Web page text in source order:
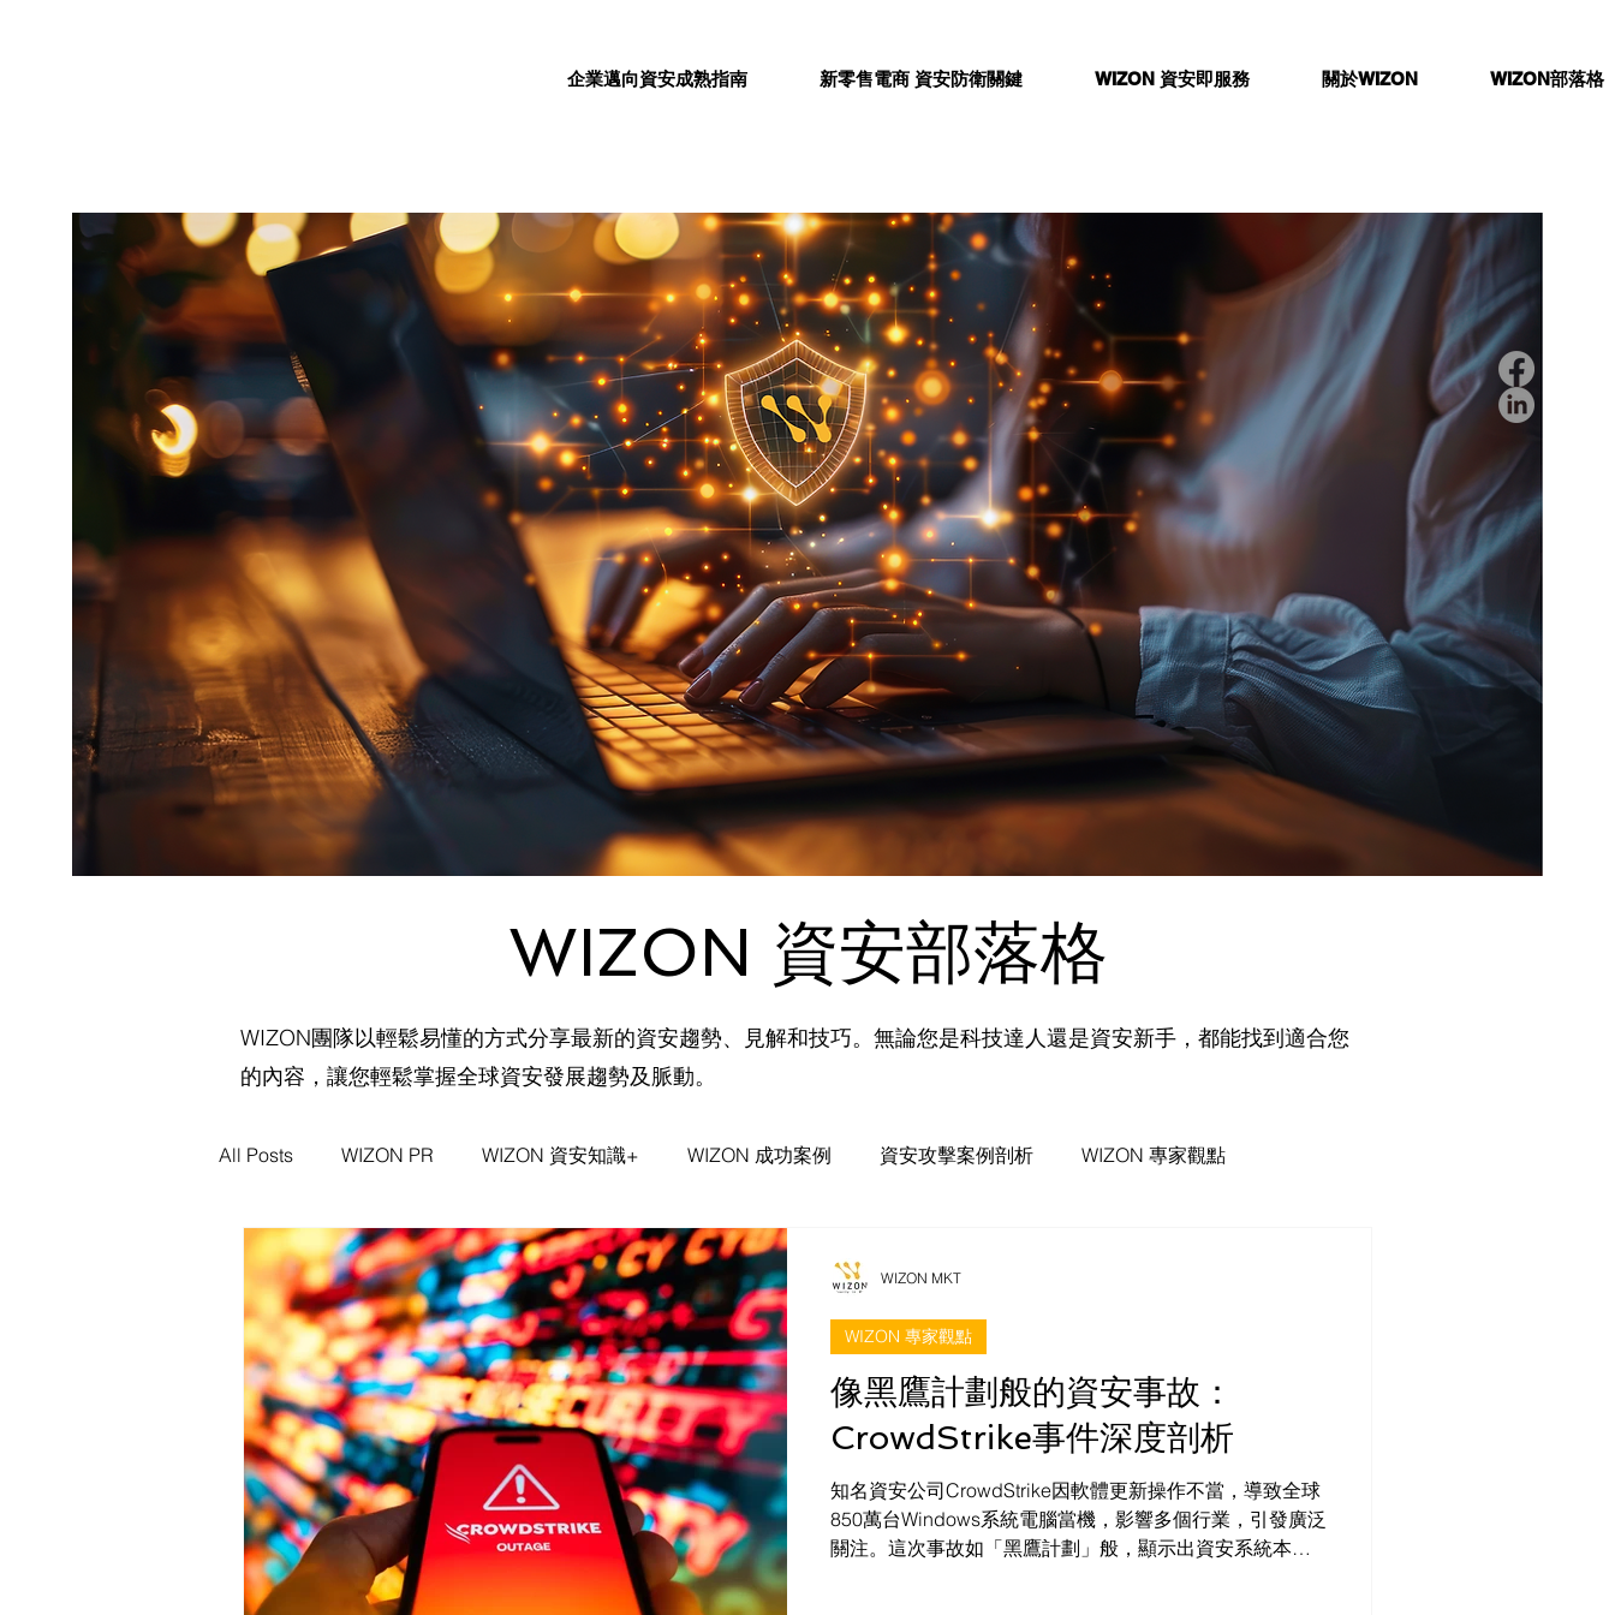
企業邁向資安成熟指南 新零售電商 資安防衛關鍵 WIZON 資安即服務 關於WIZON WIZON部落格
WIZON 資安部落格
WIZON團隊以輕鬆易懂的方式分享最新的資安趨勢、見解和技巧。無論您是科技達人還是資安新手，都能找到適合您
的內容，讓您輕鬆掌握全球資安發展趨勢及脈動。
All Posts WIZON PR WIZON 資安知識+ WIZON 成功案例 資安攻擊案例剖析 WIZON 專家觀點
WIZON 資安新聞脈動 資安事件評論&探討 WIZON 資安通報
像黑鷹計劃般的資安事故：
CrowdStrike事件深度剖析
知名資安公司CrowdStrike因軟體更新操作不當，導致全球
850萬台Windows系統電腦當機，影響多個行業，引發廣泛
關注。這次事故如「黑鷹計劃」般，顯示出資安系統本身
WIZON 專家觀點
WIZON MKT